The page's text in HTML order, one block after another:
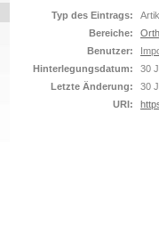
Typ des Eintrags:
Bereiche:
Benutzer:
Hinterlegungsdatum:
30
Letzte Änderung:
30
URI: